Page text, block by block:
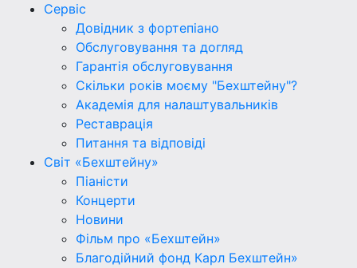
Сервіс
Довідник з фортепіано
Обслуговування та догляд
Гарантія обслуговування
Скільки років моєму "Бехштейну"?
Академія для налаштувальників
Реставрація
Питання та відповіді
Світ «Бехштейну»
Піаністи
Концерти
Новини
Фільм про «Бехштейн»
Благодійний фонд Карл Бехштейн»